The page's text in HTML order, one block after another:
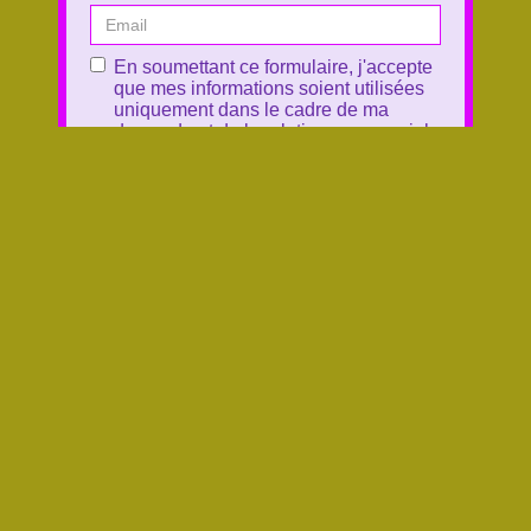
En soumettant ce formulaire, j'accepte
que mes informations soient utilisées
uniquement dans le cadre de ma
demande et de la relation commerciale